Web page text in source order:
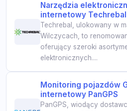
Narzędzia
internetowy Techrebal
Techrebal, ulokowany w
Wilczycach, to
oferujący szeroki
elektronicznych....
Monitoring pojazdów
internetowy PanGPS
PanGPS, wiodący